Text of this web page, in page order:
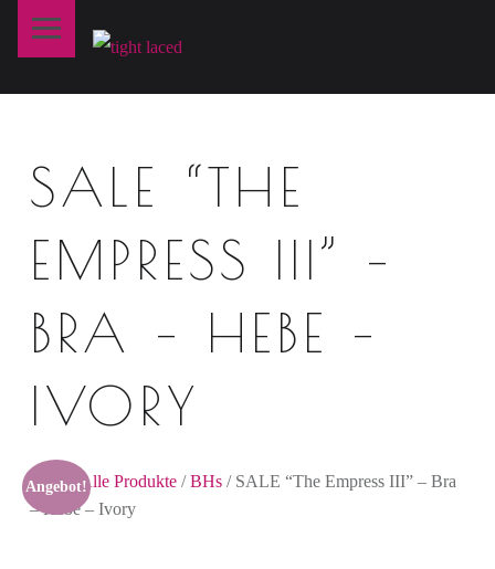
C
D
SALE “THE
EMPRESS III” –
BRA – HEBE –
IVORY
Shop/Alle Produkte/BHs/ SALE “The Empress III” – Bra
– Hebe – Ivory
Angebot!